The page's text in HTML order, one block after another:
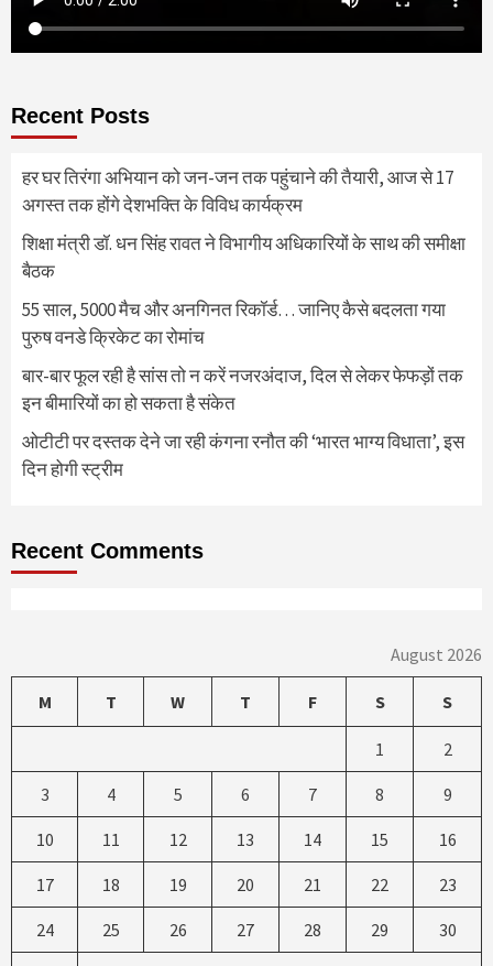
Recent Posts
हर घर तिरंगा अभियान को जन-जन तक पहुंचाने की तैयारी, आज से 17
अगस्त तक होंगे देशभक्ति के विविध कार्यक्रम
शिक्षा मंत्री डॉ. धन सिंह रावत ने विभागीय अधिकारियों के साथ की समीक्षा
बैठक
55 साल, 5000 मैच और अनगिनत रिकॉर्ड… जानिए कैसे बदलता गया
पुरुष वनडे क्रिकेट का रोमांच
बार-बार फूल रही है सांस तो न करें नजरअंदाज, दिल से लेकर फेफड़ों तक
इन बीमारियों का हो सकता है संकेत
ओटीटी पर दस्तक देने जा रही कंगना रनौत की ‘भारत भाग्य विधाता’, इस
दिन होगी स्ट्रीम
Recent Comments
August 2026
M T W T F S S
1 2
3 4 5 6 7 8 9
10 11 12 13 14 15 16
17 18 19 20 21 22 23
24 25 26 27 28 29 30